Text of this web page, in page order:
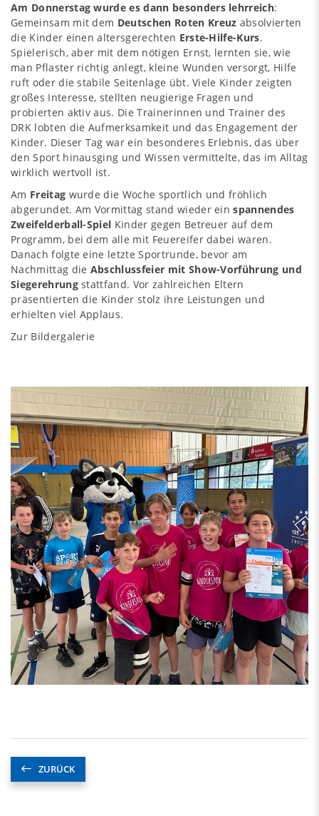
Am Donnerstag wurde es dann besonders lehrreich:
Gemeinsam mit dem Deutschen Roten Kreuz absolvierten
die Kinder einen altersgerechten Erste-Hilfe-Kurs.
Spielerisch, aber mit dem nötigen Ernst, lernten sie, wie
man Pflaster richtig anlegt, kleine Wunden versorgt, Hilfe
ruft oder die stabile Seitenlage übt. Viele Kinder zeigten
großes Interesse, stellten neugierige Fragen und
probierten aktiv aus. Die Trainerinnen und Trainer des
DRK lobten die Aufmerksamkeit und das Engagement der
Kinder. Dieser Tag war ein besonderes Erlebnis, das über
den Sport hinausging und Wissen vermittelte, das im Alltag
wirklich wertvoll ist.
Am Freitag wurde die Woche sportlich und fröhlich
abgerundet. Am Vormittag stand wieder einspannendes
Zweifelderball-Spiel Kinder gegen Betreuer auf dem
Programm, bei dem alle mit Feuereifer dabei waren.
Danach folgte eine letzte Sportrunde, bevor am
Nachmittag die Abschlussfeier mit Show-Vorführung und
Siegerehrungstattfand. Vor zahlreichen Eltern
präsentierten die Kinder stolz ihre Leistungen und
erhielten viel Applaus.
Zur Bildergalerie
ZURÜCK